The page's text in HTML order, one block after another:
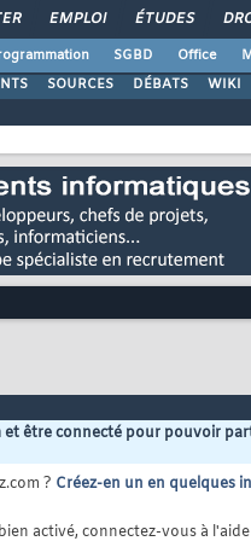
EMPLOI ÉTUDES
SGBD Office
SOURCES DÉBATS WIKI
et être connecté pour pouvoir
? Créez-en un en quelques
activé, connectez-vous à